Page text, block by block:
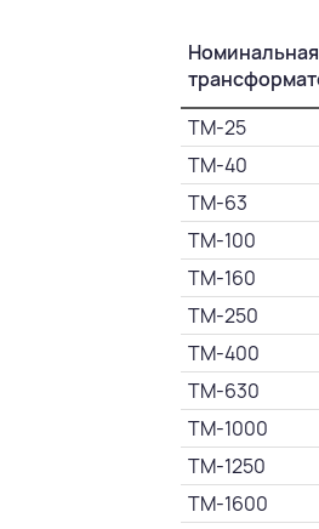
ТМ-25
ТМ-40
ТМ-63
ТМ-100
ТМ-160
ТМ-250
ТМ-400
ТМ-630
ТМ-1000
ТМ-1250
ТМ-1600